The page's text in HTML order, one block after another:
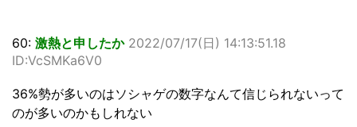
60: 激熱と申したか 2022/07/17(日) 14:13:51.18
ID:VcSMKa6V0
36%勢が多いのはソシャゲの数字なんて信じられないって
のが多いのかもしれない